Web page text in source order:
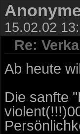
15.02.02
Re:
Ab heute
Die sanfte